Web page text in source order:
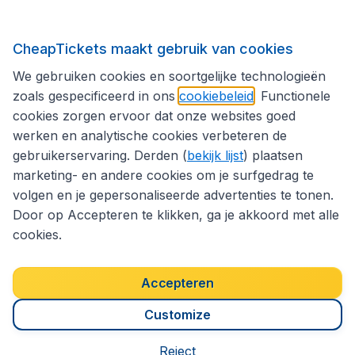
Volg CheapTickets.be
Privacybeleid
Copyright © 2026
CheapTickets maakt gebruik van cookies
We gebruiken cookies en soortgelijke technologieën
zoals gespecificeerd in ons cookiebeleid . Functionele
cookies zorgen ervoor dat onze websites goed
werken en analytische cookies verbeteren de
gebruikerservaring. Derden (bekijk lijst) plaatsen
marketing- en andere cookies om je surfgedrag te
volgen en je gepersonaliseerde advertenties te tonen.
Door op Accepteren te klikken, ga je akkoord met alle
cookies.
Accepteren
Customize
Reject